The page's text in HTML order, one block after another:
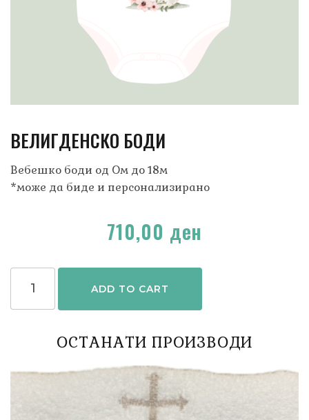
ВЕЛИГДЕНСКО БОДИ
Bебешко боди од Ом до 18м
*може да биде и персонализирано
710,00 ден
ADD TO CART
ОСТАНАТИ ПРОИЗВОДИ